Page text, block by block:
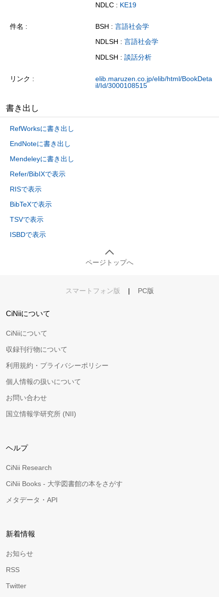
NDLC : KE19
件名 BSH : 言語社会学
NDLSH : 言語社会学
NDLSH : 談話分析
リンク
elib.maruzen.co.jp/elib/html/BookDeta
il/Id/3000108515
書き出し
RefWorksに書き出し
EndNoteに書き出し
Mendeleyに書き出し
Refer/BibIXで表示
RISで表示
BibTeXで表示
TSVで表示
ISBDで表示
ページトップへ
スマートフォン版 | PC版
CiNiiについて
CiNiiについて
収録刊行物について
利用規約・プライバシーポリシー
個人情報の扱いについて
お問い合わせ
国立情報学研究所 (NII)
ヘルプ
CiNii Research
CiNii Books - 大学図書館の本をさがす
メタデータ・API
新着情報
お知らせ
RSS
Twitter